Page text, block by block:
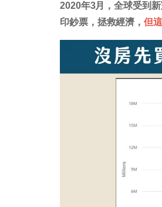
2020年3月，全球受到
印鈔票，拯救經濟，但